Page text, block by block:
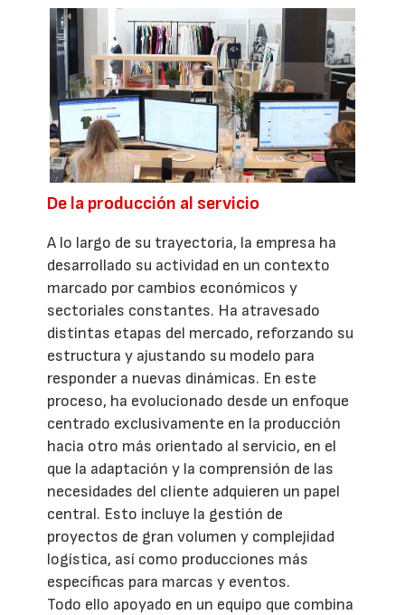
De la producción al servicio
A lo largo de su trayectoria, la empresa ha
desarrollado su actividad en un contexto
marcado por cambios económicos y
sectoriales constantes. Ha atravesado
distintas etapas del mercado, reforzando su
estructura y ajustando su modelo para
responder a nuevas dinámicas. En este
proceso, ha evolucionado desde un enfoque
centrado exclusivamente en la producción
hacia otro más orientado al servicio, en el
que la adaptación y la comprensión de las
necesidades del cliente adquieren un papel
central. Esto incluye la gestión de
proyectos de gran volumen y complejidad
logística, así como producciones más
específicas para marcas y eventos.
Todo ello apoyado en un equipo que combina